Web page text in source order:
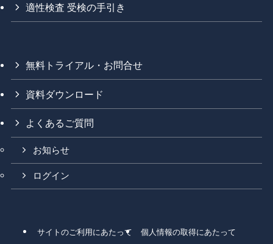
適性検査 受検の手引き
無料トライアル・お問合せ
資料ダウンロード
よくあるご質問
お知らせ
ログイン
サイトのご利用にあたって 個人情報の取得にあたって